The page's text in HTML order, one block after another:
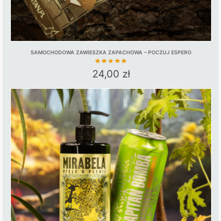
SAMOCHODOWA ZAWIESZKA ZAPACHOWA – POCZUJ ESPERO
24,00 zł